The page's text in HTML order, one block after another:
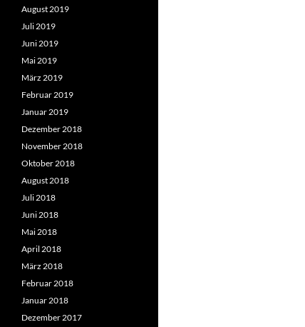
August 2019
Juli 2019
Juni 2019
Mai 2019
März 2019
Februar 2019
Januar 2019
Dezember 2018
November 2018
Oktober 2018
August 2018
Juli 2018
Juni 2018
Mai 2018
April 2018
März 2018
Februar 2018
Januar 2018
Dezember 2017